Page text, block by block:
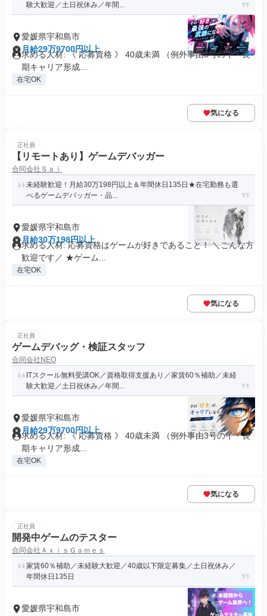
験大歓迎／土日祝休み／年間...
愛媛県宇和島市
月給29万9700円以上
求める人材: 《 応募資格 》 40歳未満 （例外事由3号のイ・長
期キャリア形成...
在宅OK
気になる
正社員
【リモートあり】ゲームデバッガー
合同会社Ｓａｉ
未経験歓迎！月給30万198円以上＆年間休日135日★在宅勤務も選
べるゲームデバッガー・品...
愛媛県宇和島市
月給30万198円以上
求める人材: 応募資格はゲームが好きであること！ ＼こんな方
歓迎です／ ★ゲーム...
在宅OK
気になる
正社員
ゲームデバッグ・検証スタッフ
合同会社NEO
ITスクール無料受講OK／資格取得支援あり／家賃60％補助／未経
験大歓迎／土日祝休み／年間...
愛媛県宇和島市
月給29万9700円以上
求める人材: 《 応募資格 》 40歳未満 （例外事由3号のイ・長
期キャリア形成...
在宅OK
気になる
正社員
開発中ゲームのテスター
合同会社ＡｘｉｓＧａｍｅｓ
家賃60％補助／未経験大歓迎／40歳以下限定募集／土日祝休み／
年間休日135日
愛媛県宇和島市